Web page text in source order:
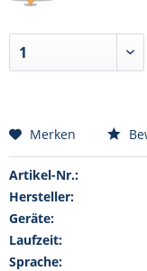
Merken
Artikel-Nr.:
Hersteller:
Geräte:
Laufzeit:
Sprache: